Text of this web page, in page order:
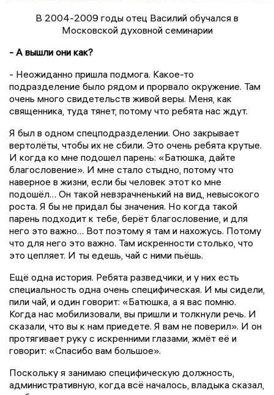
В 2004-2009 годы отец Василий обучался в
Московской духовной семинарии
- А вышли они как?
- Неожиданно пришла подмога. Какое-то
подразделение было рядом и прорвало окружение. Там
очень много свидетельств живой веры. Меня, как
священника, туда тянет, потому что ребята нас ждут.
Я был в одном спецподразделении. Оно закрывает
вертолёты, чтобы их не сбили. Это очень ребята крутые.
И когда ко мне подошел парень: «Батюшка, дайте
благословение». И мне стало стыдно, потому что
наверное в жизни, если бы человек этот ко мне
подошёл… Он такой невзрачненький на вид, невысокого
роста. Я бы не придал бы значения. Но когда такой
парень подходит к тебе, берёт благословение, и для
него это важно… Вот поэтому я там и нахожусь. Потому
что для него это важно. Там искренности столько, что
это цепляет. И ты едешь, чай с ними пьёшь.
Ещё одна история. Ребята разведчики, и у них есть
специальность одна очень специфическая. И мы сидели,
пили чай, и один говорит: «Батюшка, а я вас помню.
Когда нас мобилизовали, вы пришли и толкнули речь. И
сказали, что вы к нам приедете. Я вам не поверил». И он
протягивает руку с искренними глазами, жмёт её и
говорит: «Спасибо вам большое».
Поскольку я занимаю специфическую должность,
административную, когда всё началось, владыка сказал,